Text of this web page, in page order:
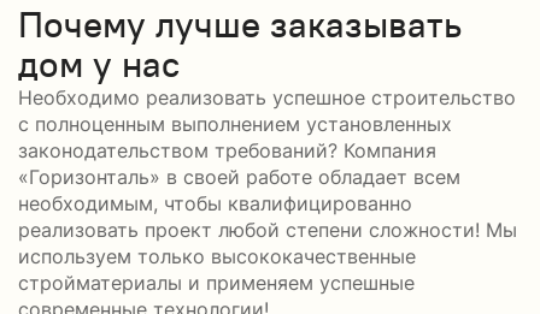
Почему лучше заказывать
дом у нас
Необходимо реализовать успешное строительство
с полноценным выполнением установленных
законодательством требований? Компания
«Горизонталь» в своей работе обладает всем
необходимым, чтобы квалифицированно
реализовать проект любой степени сложности! Мы
используем только высококачественные
стройматериалы и применяем успешные